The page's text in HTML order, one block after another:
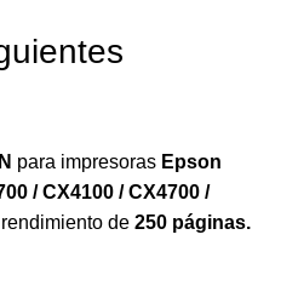
para impresoras Epson
/ CX4100 / CX4700 /
de 250 páginas.